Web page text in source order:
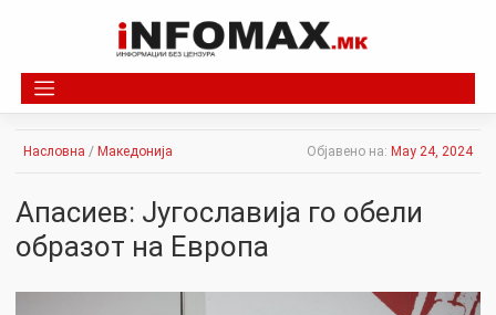
Насловна / Македонија Објавено на: May 24, 2024
Апасиев: Југославија го обели
образот на Европа